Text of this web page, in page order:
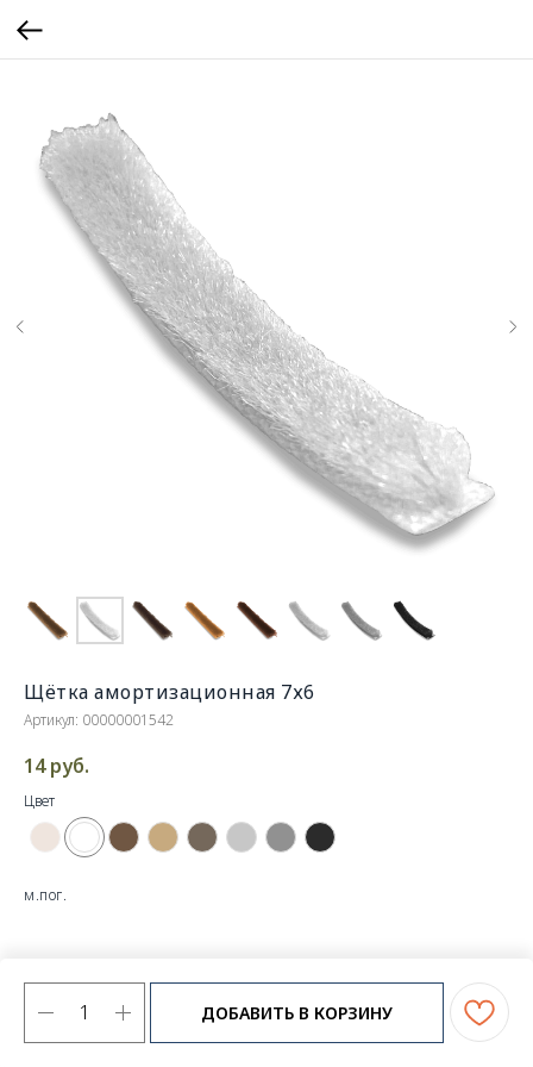
Щётка амортизационная 7х6
Артикул: 00000001542
14 руб.
Цвет
ДОБАВИТЬ В КОРЗИНУ
м.пог.